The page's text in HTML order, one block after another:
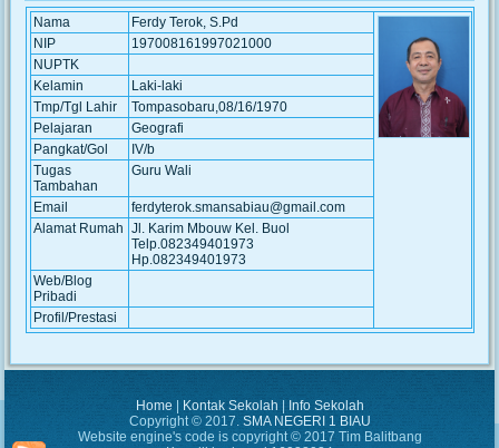
Nama
Ferdy Terok, S.Pd
NIP
197008161997021000
NUPTK
Kelamin
Laki-laki
Tmp/Tgl Lahir
Tompasobaru,08/16/1970
Pelajaran
Geografi
Pangkat/Gol
IV/b
Tugas
Tambahan
Guru Wali
Email
ferdyterok.smansabiau@gmail.com
Alamat Rumah
Jl. Karim Mbouw Kel. Buol
Telp.082349401973
Hp.082349401973
Web/Blog
Pribadi
Profil/Prestasi
Home Kontak Sekolah
Info Sekolah
Copyright © 2017. SMA NEGERI 1 BIAU
Website engine's code is copyright © 2017 Tim Balitbang